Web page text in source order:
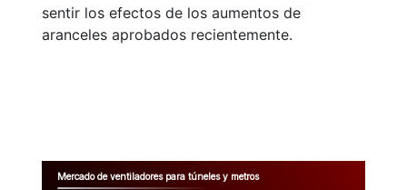
sentir los efectos de los aumentos de
aranceles aprobados recientemente.
Mercado de ventiladores para túneles y metros